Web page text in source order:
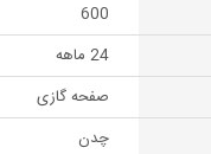
600
24 ماهه
صفحه گازی
چدن